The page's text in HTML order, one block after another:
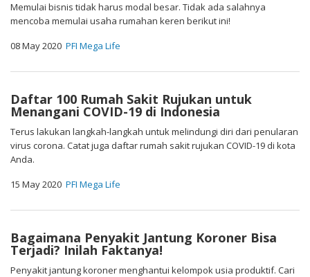
Memulai bisnis tidak harus modal besar. Tidak ada salahnya
mencoba memulai usaha rumahan keren berikut ini!
08 May 2020 PFI Mega Life
Daftar 100 Rumah Sakit Rujukan untuk
Menangani COVID-19 di Indonesia
Terus lakukan langkah-langkah untuk melindungi diri dari penularan
virus corona. Catat juga daftar rumah sakit rujukan COVID-19 di kota
Anda.
15 May 2020 PFI Mega Life
Bagaimana Penyakit Jantung Koroner Bisa
Terjadi? Inilah Faktanya!
Penyakit jantung koroner menghantui kelompok usia produktif. Cari